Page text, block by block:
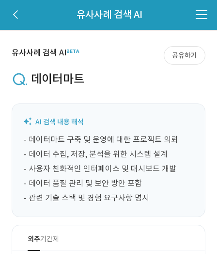
유사사례 검색 AI
유사사례 검색 AI 공유하기
데이터마트
- 데이터마트 구축 및 운영에 대한 프로젝트 의뢰
- 데이터 수집, 저장, 분석을 위한 시스템 설계
- 사용자 친화적인 인터페이스 및 대시보드 개발
- 데이터 품질 관리 및 보안 방안 포함
- 관련 기술 스택 및 경험 요구사항 명시
외주기간제